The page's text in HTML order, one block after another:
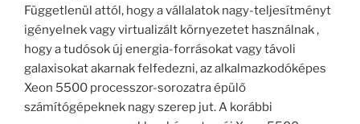
Függetlenül attól, hogy a vállalatok nagy-teljesítményt
igényelnek vagy virtualizált környezetet használnak ,
hogy a tudósok új energia-forrásokat vagy távoli
galaxisokat akarnak felfedezni, az alkalmazkodóképes
Xeon 5500 processzor-sorozatra épülő
számítógépeknek nagy szerep jut. A korábbi